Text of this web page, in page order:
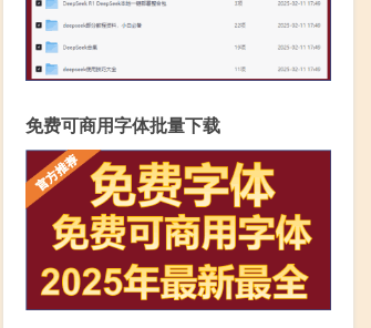
免费可商用字体批量下载